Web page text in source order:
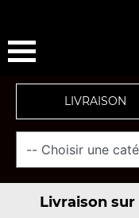
LIVRAISON
Livraison sur